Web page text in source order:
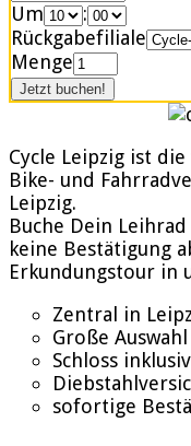
Um
:
Rückgabefiliale
Menge
Cycle Leipzig ist
Bike- und
Leipzig.
Buche Dein
keine Bestätigung
Erkundungstour in
Zentral in
Große Auswahl
Schloss
sofortige